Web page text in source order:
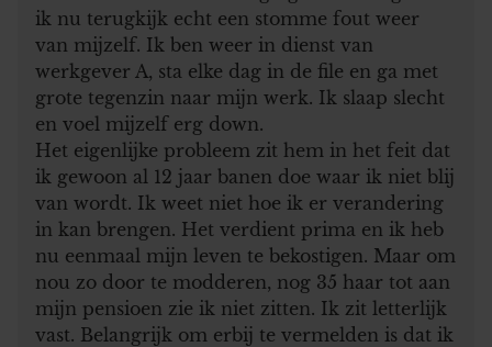
ik nu terugkijk echt een stomme fout weer
van mijzelf. Ik ben weer in dienst van
werkgever A, sta elke dag in de file en ga met
grote tegenzin naar mijn werk. Ik slaap slecht
en voel mijzelf erg down.
Het eigenlijke probleem zit hem in het feit dat
ik gewoon al 12 jaar banen doe waar ik niet blij
van wordt. Ik weet niet hoe ik er verandering
in kan brengen. Het verdient prima en ik heb
nu eenmaal mijn leven te bekostigen. Maar om
nou zo door te modderen, nog 35 haar tot aan
mijn pensioen zie ik niet zitten. Ik zit letterlijk
vast. Belangrijk om erbij te vermelden is dat ik